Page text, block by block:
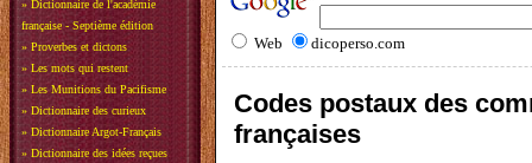
» Dictionnaire de l'académie
française - Septième édition
» Proverbes et dictons
» Les mots qui restent
» Les Munitions du Pacifisme
» Dictionnaire des curieux
» Dictionnaire Argot-Français
» Dictionnaire des idées reçues
Web dicoperso.com
Codes postaux des
françaises